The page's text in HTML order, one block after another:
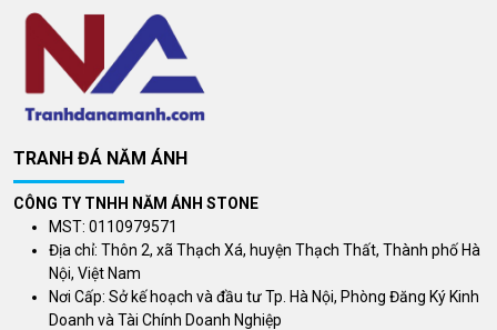
TRANH ĐÁ NĂM ÁNH
CÔNG TY TNHH NĂM ÁNH STONE
MST: 0110979571
Địa chỉ: Thôn 2, xã Thạch Xá, huyện Thạch Thất, Thành phố Hà
Nội, Việt Nam
Nơi Cấp: Sở kế hoạch và đầu tư Tp. Hà Nội, Phòng Đăng Ký Kinh
Doanh và Tài Chính Doanh Nghiệp